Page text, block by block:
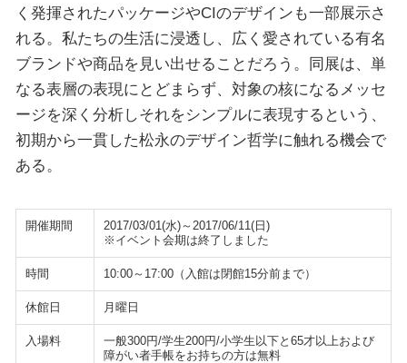
く発揮されたパッケージやCIのデザインも一部展示さ
れる。私たちの生活に浸透し、広く愛されている有名
ブランドや商品を見い出せることだろう。同展は、単
なる表層の表現にとどまらず、対象の核になるメッセ
ージを深く分析しそれをシンプルに表現するという、
初期から一貫した松永のデザイン哲学に触れる機会で
ある。
開催期間
2017/03/01(水)～2017/06/11(日)
※イベント会期は終了しました
時間 10:00～17:00（入館は閉館15分前まで）
休館日 月曜日
入場料
一般300円/学生200円/小学生以下と65才以上および
障がい者手帳をお持ちの方は無料